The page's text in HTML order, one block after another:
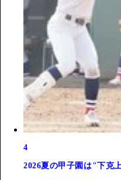
4
2026夏の甲子園は"下克